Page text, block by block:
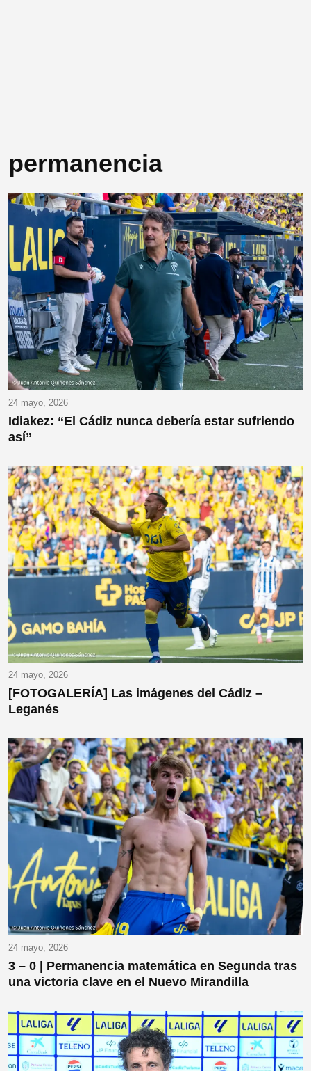
permanencia
24 mayo, 2026
Idiakez: “El Cádiz nunca debería estar sufriendo
así”
24 mayo, 2026
[FOTOGALERÍA] Las imágenes del Cádiz –
Leganés
24 mayo, 2026
3 – 0 | Permanencia matemática en Segunda tras
una victoria clave en el Nuevo Mirandilla